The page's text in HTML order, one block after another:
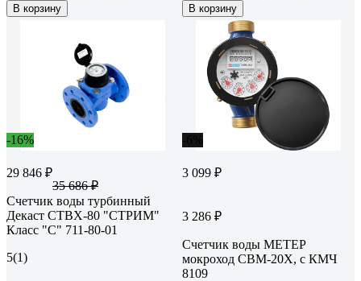
В корзину В корзину
-16%
29 846 ₽
35 686 ₽
Счетчик воды турбинный
Декаст СТВХ-80 "СТРИМ"
Класс "С" 711-80-01
5(1)
3 099 ₽
3 286 ₽
Счетчик воды МЕТЕР
мокроход СВМ-20Х, с КМЧ
8109